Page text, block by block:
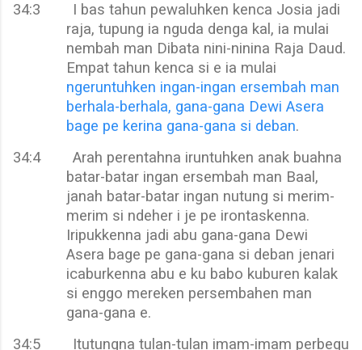
34:3
I bas tahun pewaluhken kenca Josia jadi
raja, tupung ia nguda denga kal, ia mulai
nembah man Dibata nini-ninina Raja Daud.
Empat tahun kenca si e ia mulai
ngeruntuhken ingan-ingan ersembah man
berhala-berhala, gana-gana Dewi Asera
bage pe kerina gana-gana si deban.
34:4
Arah perentahna iruntuhken anak buahna
batar-batar ingan ersembah man Baal,
janah batar-batar ingan nutung si merim-
merim si ndeher i je pe irontaskenna.
Iripukkenna jadi abu gana-gana Dewi
Asera bage pe gana-gana si deban jenari
icaburkenna abu e ku babo kuburen kalak
si enggo mereken persembahen man
gana-gana e.
34:5
Itutungna tulan-tulan imam-imam perbegu